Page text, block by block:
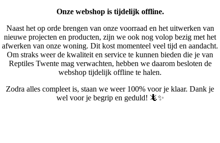
Onze webshop is tijdelijk offline.
Naast het op orde brengen van onze voorraad en het uitwerken van
nieuwe projecten en producten, zijn we ook nog volop bezig met het
afwerken van onze woning. Dit kost momenteel veel tijd en aandacht.
Om straks weer de kwaliteit en service te kunnen bieden die je van
Reptiles Twente mag verwachten, hebben we daarom besloten de
webshop tijdelijk offline te halen.
Zodra alles compleet is, staan we weer 100% voor je klaar. Dank je
wel voor je begrip en geduld! 🦎✨